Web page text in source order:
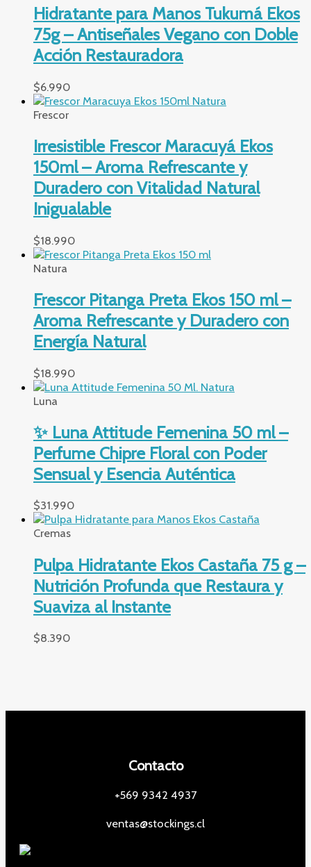
Hidratante para Manos Tukumá Ekos
75g – Antiseñales Vegano con Doble
Acción Restauradora
$6.990
Frescor
Irresistible Frescor Maracuyá Ekos
150ml – Aroma Refrescante y
Duradero con Vitalidad Natural
Inigualable
$18.990
Natura
Frescor Pitanga Preta Ekos 150 ml –
Aroma Refrescante y Duradero con
Energía Natural
$18.990
Luna
✨ Luna Attitude Femenina 50 ml –
Perfume Chipre Floral con Poder
Sensual y Esencia Auténtica
$31.990
Cremas
Pulpa Hidratante Ekos Castaña 75 g –
Nutrición Profunda que Restaura y
Suaviza al Instante
$8.390
Contacto
+569 9342 4937
ventas@stockings.cl